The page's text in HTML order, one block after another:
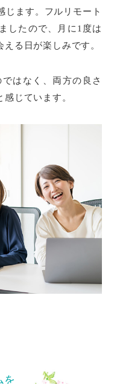
じます。フルリモート
したので、月に1度は
る日が楽しみです。
はなく、両方の良さ
じています。
を